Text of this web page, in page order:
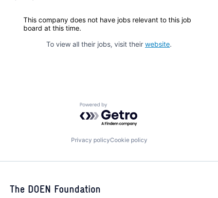
This company does not have jobs relevant to this job
board at this time.
To view all their jobs, visit their website.
Powered by Getro.com
Privacy policyCookie policy
The DOEN Foundation